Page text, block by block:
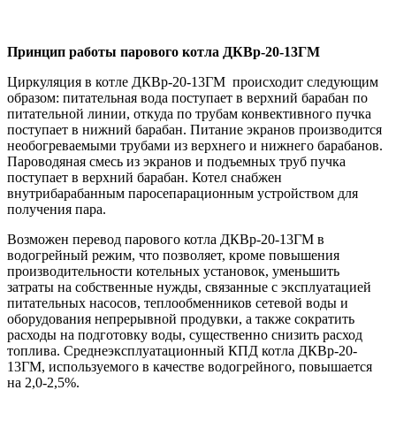
Принцип работы парового котла ДКВр-20-13ГМ
Циркуляция в котле ДКВр-20-13ГМ происходит следующим
образом: питательная вода поступает в верхний барабан по
питательной линии, откуда по трубам конвективного пучка
поступает в нижний барабан. Питание экранов производится
необогреваемыми трубами из верхнего и нижнего барабанов.
Пароводяная смесь из экранов и подъемных труб пучка
поступает в верхний барабан. Котел снабжен
внутрибарабанным паросепарационным устройством для
получения пара.
Возможен перевод парового котла ДКВр-20-13ГМ в
водогрейный режим, что позволяет, кроме повышения
производительности котельных установок, уменьшить
затраты на собственные нужды, связанные с эксплуатацией
питательных насосов, теплообменников сетевой воды и
оборудования непрерывной продувки, а также сократить
расходы на подготовку воды, существенно снизить расход
топлива. Среднеэксплуатационный КПД котла ДКВр-20-
13ГМ, используемого в качестве водогрейного, повышается
на 2,0-2,5%.